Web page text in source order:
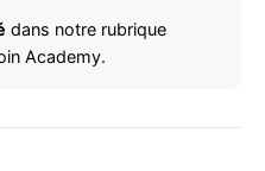
dans notre rubrique
Academy.